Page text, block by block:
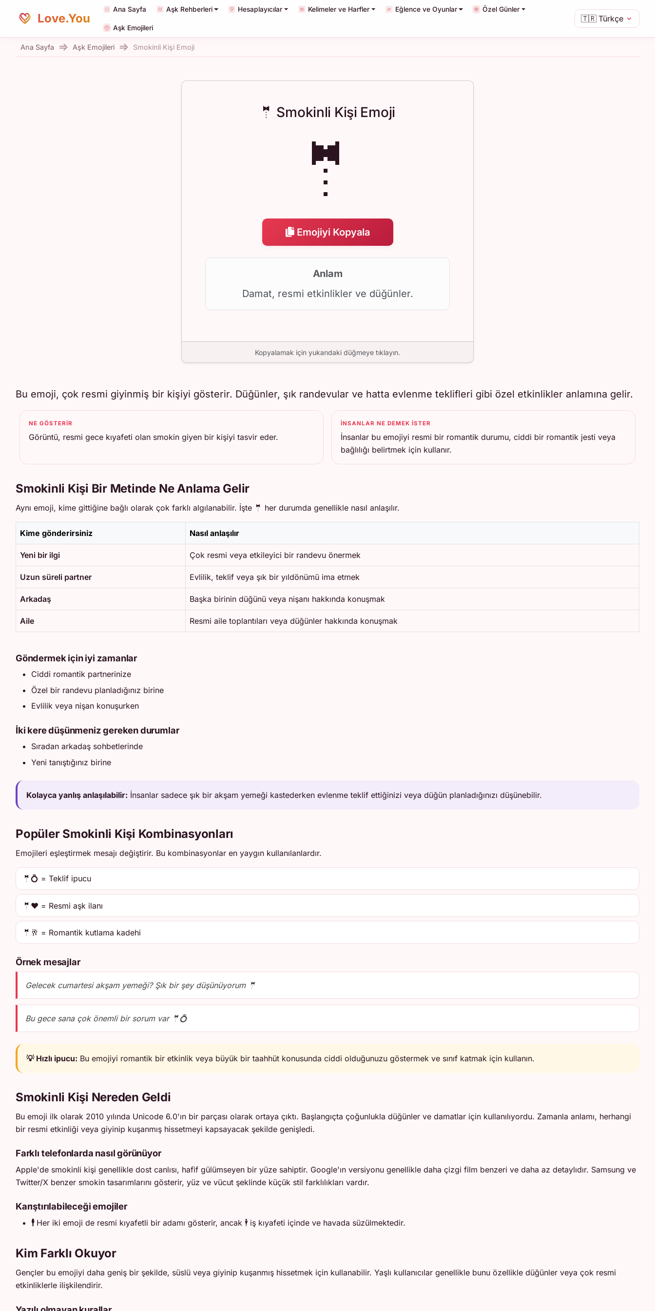
Love.You 🇹🇷 Türkçe
Ana Sayfa Aşk Rehberleri Hesaplayıcılar Kelimeler ve Harfler Eğlence ve Oyunlar Özel Günler
Aşk Emojileri
Ana Sayfa Aşk Emojileri Smokinli Kişi Emoji
🤵 Smokinli Kişi Emoji
🤵
Emojiyi Kopyala
Anlam
Damat, resmi etkinlikler ve düğünler.
Kopyalamak için yukarıdaki düğmeye tıklayın.
Bu emoji, çok resmi giyinmiş bir kişiyi gösterir. Düğünler, şık randevular ve hatta evlenme teklifleri gibi özel etkinlikler anlamına gelir.
NE GÖSTERIR
Görüntü, resmi gece kıyafeti olan smokin giyen bir kişiyi tasvir eder.
İNSANLAR NE DEMEK ISTER
İnsanlar bu emojiyi resmi bir romantik durumu, ciddi bir romantik jesti veya
bağlılığı belirtmek için kullanır.
Smokinli Kişi Bir Metinde Ne Anlama Gelir
Aynı emoji, kime gittiğine bağlı olarak çok farklı algılanabilir. İşte 🤵 her durumda genellikle nasıl anlaşılır.
Kime gönderirsiniz Nasıl anlaşılır
Yeni bir ilgi Çok resmi veya etkileyici bir randevu önermek
Uzun süreli partner Evlilik, teklif veya şık bir yıldönümü ima etmek
Arkadaş Başka birinin düğünü veya nişanı hakkında konuşmak
Aile Resmi aile toplantıları veya düğünler hakkında konuşmak
Göndermek için iyi zamanlar
Ciddi romantik partnerinize
Özel bir randevu planladığınız birine
Evlilik veya nişan konuşurken
İki kere düşünmeniz gereken durumlar
Sıradan arkadaş sohbetlerinde
Yeni tanıştığınız birine
Kolayca yanlış anlaşılabilir: İnsanlar sadece şık bir akşam yemeği kastederken evlenme teklif ettiğinizi veya düğün planladığınızı düşünebilir.
Popüler Smokinli Kişi Kombinasyonları
Emojileri eşleştirmek mesajı değiştirir. Bu kombinasyonlar en yaygın kullanılanlardır.
🤵💍 = Teklif ipucu
🤵❤️ = Resmi aşk ilanı
🤵🥂 = Romantik kutlama kadehi
Örnek mesajlar
Gelecek cumartesi akşam yemeği? Şık bir şey düşünüyorum 🤵
Bu gece sana çok önemli bir sorum var 🤵💍
💡 Hızlı ipucu: Bu emojiyi romantik bir etkinlik veya büyük bir taahhüt konusunda ciddi olduğunuzu göstermek ve sınıf katmak için kullanın.
Smokinli Kişi Nereden Geldi
Bu emoji ilk olarak 2010 yılında Unicode 6.0'ın bir parçası olarak ortaya çıktı. Başlangıçta çoğunlukla düğünler ve damatlar için kullanılıyordu. Zamanla anlamı, herhangi
bir resmi etkinliği veya giyinip kuşanmış hissetmeyi kapsayacak şekilde genişledi.
Farklı telefonlarda nasıl görünüyor
Apple'de smokinli kişi genellikle dost canlısı, hafif gülümseyen bir yüze sahiptir. Google'ın versiyonu genellikle daha çizgi film benzeri ve daha az detaylıdır. Samsung ve
Twitter/X benzer smokin tasarımlarını gösterir, yüz ve vücut şeklinde küçük stil farklılıkları vardır.
Karıştırılabileceği emojiler
🕴️Her iki emoji de resmi kıyafetli bir adamı gösterir, ancak 🕴️ iş kıyafeti içinde ve havada süzülmektedir.
Kim Farklı Okuyor
Gençler bu emojiyi daha geniş bir şekilde, süslü veya giyinip kuşanmış hissetmek için kullanabilir. Yaşlı kullanıcılar genellikle bunu özellikle düğünler veya çok resmi
etkinliklerle ilişkilendirir.